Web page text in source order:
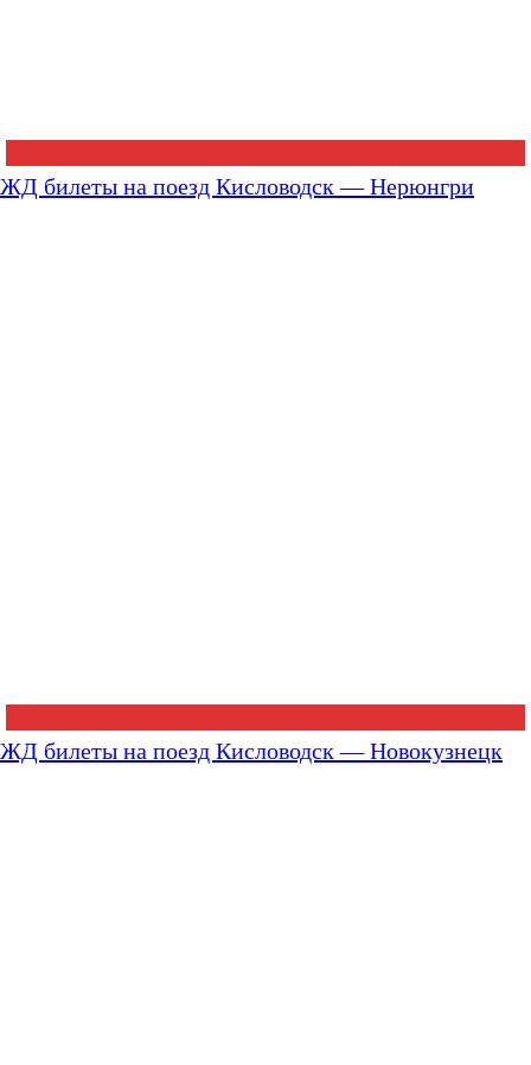
ЖД билеты на поезд Кисловодск — Нерюнгри
ЖД билеты на поезд Кисловодск — Новокузнецк